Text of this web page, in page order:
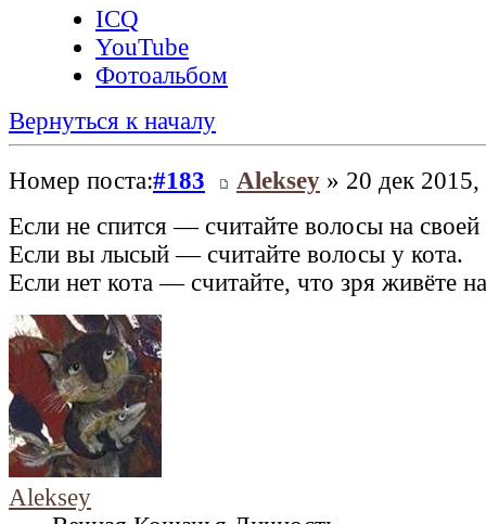
ICQ
YouTube
Фотоальбом
Вернуться к началу
Номер поста:#183 Aleksey » 20 дек
Если не спится — считайте волосы на своей
Если вы лысый — считайте волосы у кота.
Если нет кота — считайте, что зря живёте
Aleksey